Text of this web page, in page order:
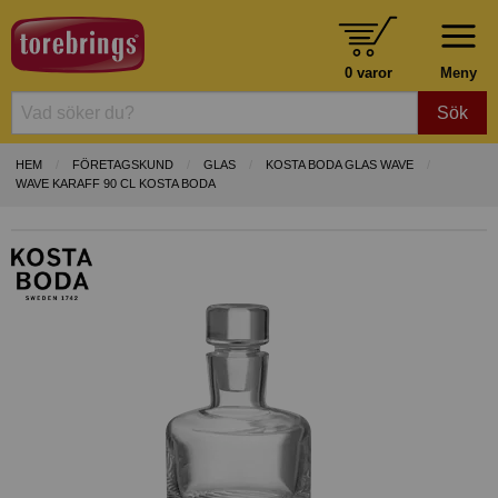
Meny
0 varor
Sök
HEM FÖRETAGSKUND GLAS
KOSTA BODA GLAS WAVE
WAVE KARAFF 90 CL KOSTA BODA